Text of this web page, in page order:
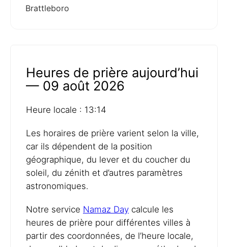
Brattleboro
Heures de prière aujourd’hui
— 09 août 2026
Heure locale : 13:14
Les horaires de prière varient selon la ville,
car ils dépendent de la position
géographique, du lever et du coucher du
soleil, du zénith et d’autres paramètres
astronomiques.
Notre service Namaz Day calcule les
heures de prière pour différentes villes à
partir des coordonnées, de l’heure locale,